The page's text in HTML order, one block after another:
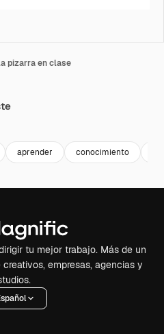
pizarra en clase
aprender conocimiento
tu mejor trabajo. Más de un
empresas, agencias y